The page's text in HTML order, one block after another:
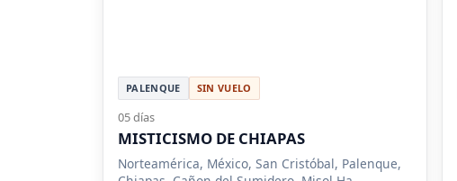
PALENQUE SIN VUELO
05 días
MISTICISMO DE CHIAPAS
Norteamérica, México, San Cristóbal, Palenque,